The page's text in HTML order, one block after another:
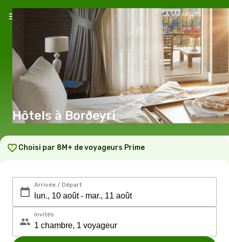
Hôtels à Borðeyri
Choisi par 8M+ de voyageurs Prime
Arrivée / Départ
Invités